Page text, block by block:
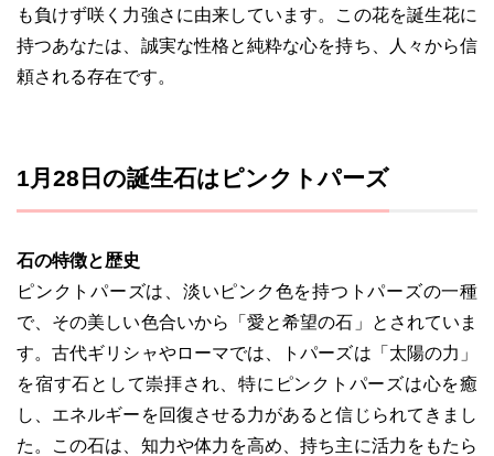
も負けず咲く力強さに由来しています。この花を誕生花に
持つあなたは、誠実な性格と純粋な心を持ち、人々から信
頼される存在です。
1月28日の誕生石はピンクトパーズ
石の特徴と歴史
ピンクトパーズは、淡いピンク色を持つトパーズの一種
で、その美しい色合いから「愛と希望の石」とされていま
す。古代ギリシャやローマでは、トパーズは「太陽の力」
を宿す石として崇拝され、特にピンクトパーズは心を癒
し、エネルギーを回復させる力があると信じられてきまし
た。この石は、知力や体力を高め、持ち主に活力をもたら